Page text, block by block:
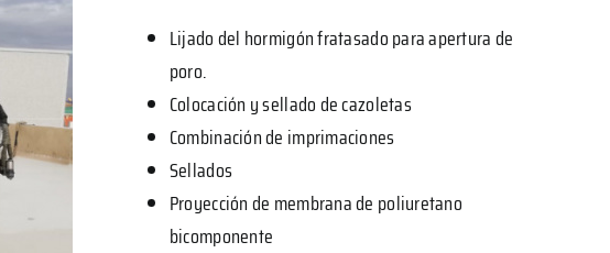
Lijado del hormigón fratasado para apertura de
poro.
Colocación y sellado de cazoletas
Combinación de imprimaciones
Sellados
Proyección de membrana de poliuretano
bicomponente